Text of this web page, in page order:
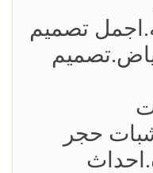
تصميم
حجر